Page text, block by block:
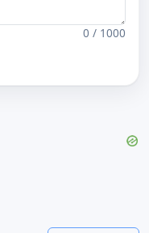
0 / 1000